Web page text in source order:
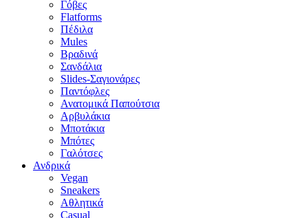
Γόβες
Flatforms
Πέδιλα
Mules
Βραδινά
Σανδάλια
Slides-Σαγιονάρες
Παντόφλες
Ανατομικά Παπούτσια
Αρβυλάκια
Μποτάκια
Μπότες
Γαλότσες
Ανδρικά
Vegan
Sneakers
Αθλητικά
Casual